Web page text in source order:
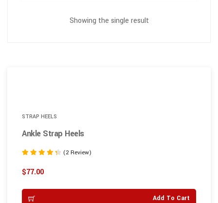
Showing the single result
STRAP HEELS
Ankle Strap Heels
4.50
sur 5
(2 Review)
$77.00
Add To Cart